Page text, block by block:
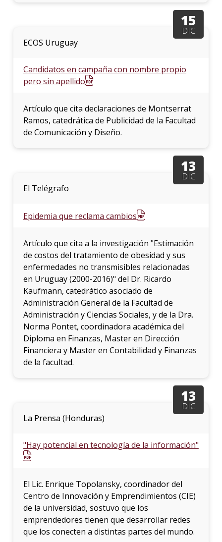
15
DIC
ECOS Uruguay
Candidatos en campaña con nombre propio
pero sin apellido
Artículo que cita declaraciones de Montserrat
Ramos, catedrática de Publicidad de la Facultad
de Comunicación y Diseño.
13
DIC
El Telégrafo
Epidemia que reclama cambios
Artículo que cita a la investigación "Estimación
de costos del tratamiento de obesidad y sus
enfermedades no transmisibles relacionadas
en Uruguay (2000-2016)" del Dr. Ricardo
Kaufmann, catedrático asociado de
Administración General de la Facultad de
Administración y Ciencias Sociales, y de la Dra.
Norma Pontet, coordinadora académica del
Diploma en Finanzas, Master en Dirección
Financiera y Master en Contabilidad y Finanzas
de la facultad.
13
DIC
La Prensa (Honduras)
"Hay potencial en tecnología de la información"
El Lic. Enrique Topolansky, coordinador del
Centro de Innovación y Emprendimientos (CIE)
de la universidad, sostuvo que los
emprendedores tienen que desarrollar redes
que los conecten a distintas partes del mundo.